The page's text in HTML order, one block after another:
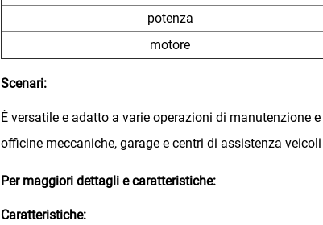
potenza
motore
Scenari:
È versatile e adatto a varie operazioni di
officine meccaniche, garage e centri di assistenza
Per maggiori dettagli e caratteristiche:
Caratteristiche: